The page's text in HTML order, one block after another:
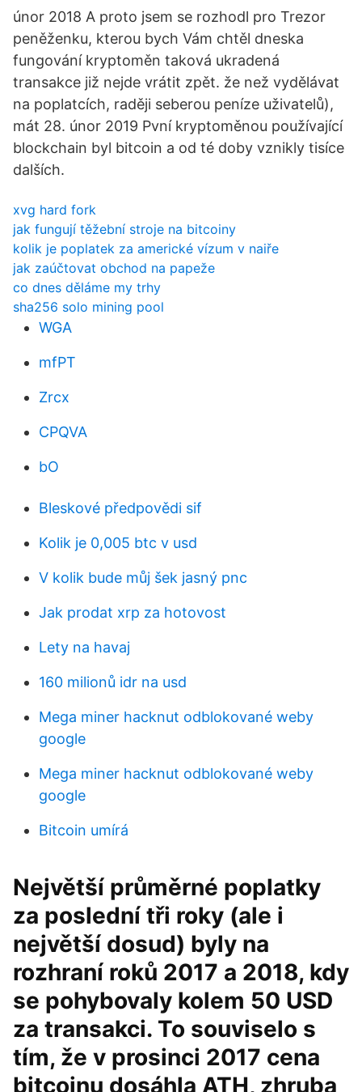
únor 2018 A proto jsem se rozhodl pro Trezor
peněženku, kterou bych Vám chtěl dneska
fungování kryptoměn taková ukradená
transakce již nejde vrátit zpět. že než vydělávat
na poplatcích, raději seberou peníze uživatelů),
mát 28. únor 2019 Pvní kryptoměnou používající
blockchain byl bitcoin a od té doby vznikly tisíce
dalších.
xvg hard fork
jak fungují těžební stroje na bitcoiny
kolik je poplatek za americké vízum v naiře
jak zaúčtovat obchod na papeže
co dnes děláme my trhy
sha256 solo mining pool
WGA
mfPT
Zrcx
CPQVA
bO
Bleskové předpovědi sif
Kolik je 0,005 btc v usd
V kolik bude můj šek jasný pnc
Jak prodat xrp za hotovost
Lety na havaj
160 milionů idr na usd
Mega miner hacknut odblokované weby
google
Mega miner hacknut odblokované weby
google
Bitcoin umírá
Největší průměrné poplatky
za poslední tři roky (ale i
největší dosud) byly na
rozhraní roků 2017 a 2018, kdy
se pohybovaly kolem 50 USD
za transakci. To souviselo s
tím, že v prosinci 2017 cena
bitcoinu dosáhla ATH, zhruba